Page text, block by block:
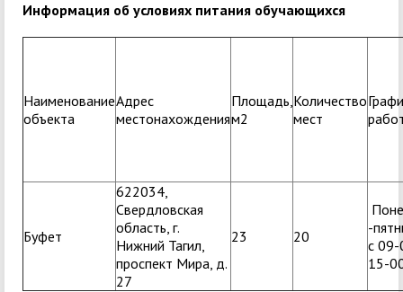
Информация об условиях питания обучающихся
Наименование
объекта
Адрес
местонахождения
Площадь,
м2
Количество
мест
Буфет
622034,
Свердловская
область, г.
Нижний Тагил,
проспект Мира, д.
27
23 20
-
с
15-